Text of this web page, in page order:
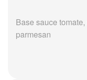
Base sauce
parmesan